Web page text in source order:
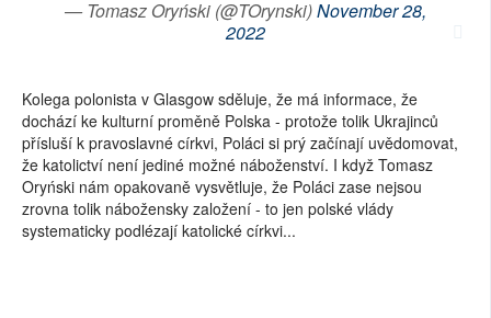
— Tomasz Oryński (@TOrynski)November 28,
2022
Kolega polonista v Glasgow sděluje, že má informace, že
dochází ke kulturní proměně Polska - protože tolik Ukrajinců
přísluší k pravoslavné církvi, Poláci si prý začínají uvědomovat,
že katolictví není jediné možné náboženství. I když Tomasz
Oryński nám opakovaně vysvětluje, že Poláci zase nejsou
zrovna tolik nábožensky založení - to jen polské vlády
systematicky podlézají katolické církvi...